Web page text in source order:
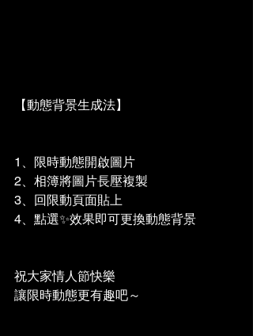
【動態背景生成法】
1、限時動態開啟圖片
2、相簿將圖片長壓複製
3、回限動頁面貼上
4、點選✨效果即可更換動態背景
祝大家情人節快樂
讓限時動態更有趣吧～